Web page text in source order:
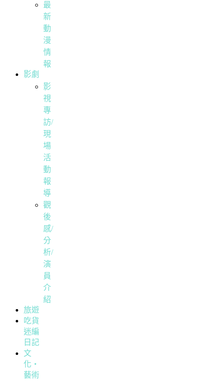
最
新
動
漫
情
報
影劇
影
視
專
訪/
現
場
活
動
報
導
觀
後
感/
分
析/
演
員
介
紹
旅遊
吃貨
迷編
日記
文
化・
藝術